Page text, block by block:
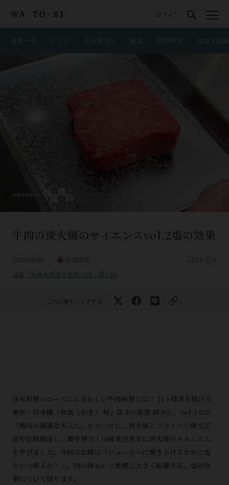
ログイン
レシピ 店＆料理人 献立 食材＆調
牛肉の炭火焼のサイエンスvol.2塩の効果
連載：和食を科学する料・理・理・科
この記事をシェアする
日本料理のコースにふさわしい牛肉料理とは？ 日々探求を続ける
東京・日本橋『和氣（わき） 旬』店主の宮原 瞬さん。vol.1では
「塊肉の最適な火入れ」をテーマに、炭火焼とフライパン焼で芯
温を比較検証し、農学博士・川崎寛也先生に炭火焼のメカニズム
を学びました。今回のお題は「ジューシーに焼き上げるために塩
をいつ振るか？」。肉の味わいと食感に大きく影響する、塩の効
果について探ります。